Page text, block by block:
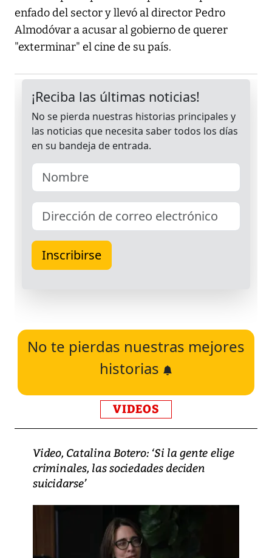
enfado del sector y llevó al director Pedro
Almodóvar a acusar al gobierno de querer
"exterminar" el cine de su país.
No te pierdas nuestras mejores
historias
VIDEOS
Video, Catalina Botero: ‘Si la gente elige
criminales, las sociedades deciden
suicidarse’